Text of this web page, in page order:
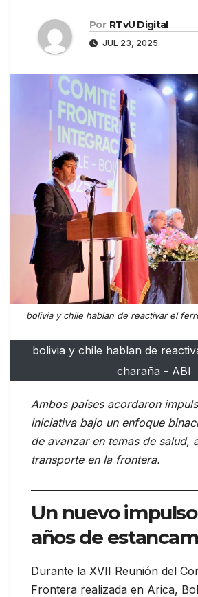
Por RTvU Digital
JUL 23, 2025
bolivia y chile hablan de reactivar el
bolivia y chile hablan de
charaña - ABI
Ambos países acordaron
iniciativa bajo un enfoque
de avanzar en temas de salud,
transporte en la frontera.
Un nuevo
años de
Durante la XVII Reunión del
Frontera realizada en Arica,